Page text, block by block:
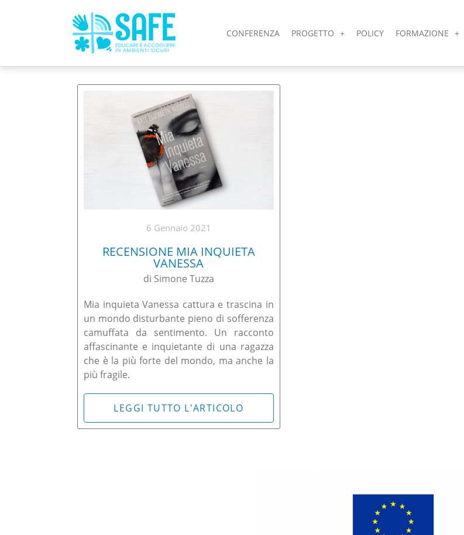
CONFERENZA PROGETTO POLICY FORMAZIONE
6 Gennaio 2021
RECENSIONE MIA INQUIETA
VANESSA
di Simone Tuzza
Mia inquieta Vanessa cattura e trascina in
un mondo disturbante pieno di sofferenza
camuffata da sentimento. Un racconto
affascinante e inquietante di una ragazza
che è la più forte del mondo, ma anche la
più fragile.
LEGGI TUTTO L'ARTICOLO